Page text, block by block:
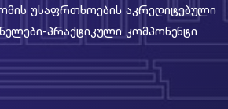
Უსაფრთხოების Აკრედიტებული
Პრაქტიკული Კომპონენტი